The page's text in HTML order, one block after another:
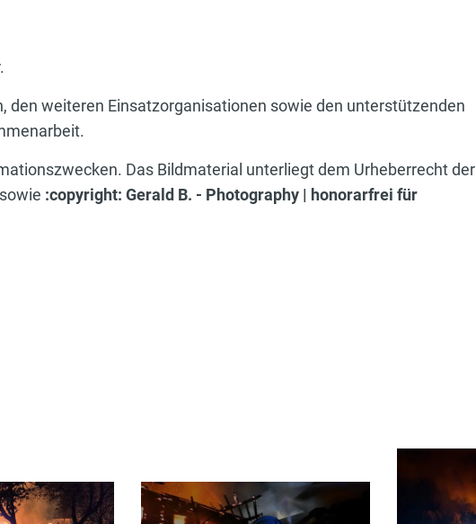
den weiteren Einsatzorganisationen sowie den unterstützenden
Das Bildmaterial unterliegt dem Urheberrecht der
:copyright: Gerald B. - Photography | honorarfrei für